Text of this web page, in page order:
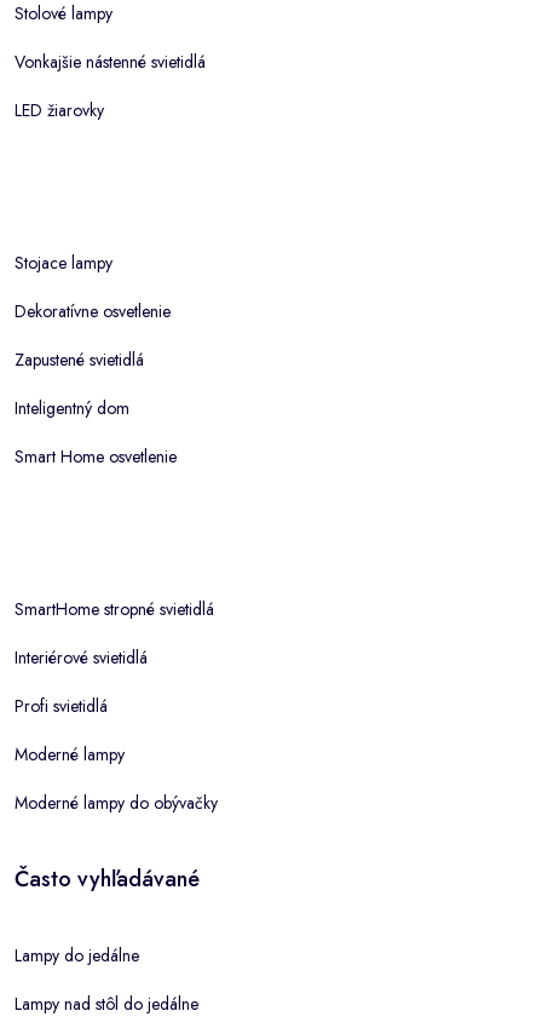
Stolové lampy
Vonkajšie nástenné svietidlá
LED žiarovky
Stojace lampy
Dekoratívne osvetlenie
Zapustené svietidlá
Inteligentný dom
Smart Home osvetlenie
SmartHome stropné svietidlá
Interiérové svietidlá
Profi svietidlá
Moderné lampy
Moderné lampy do obývačky
Často vyhľadávané
Lampy do jedálne
Lampy nad stôl do jedálne